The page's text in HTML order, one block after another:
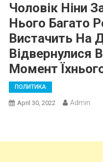
Чоловік Ніни
Нього Багато
Вистачить На
Відвернулися
Момент
ПОЛИТИКА
April 30, 2022 Admin